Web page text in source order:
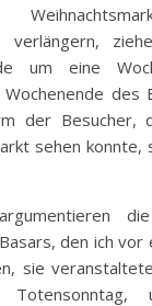
verlängern,
um eine
des
der Besucher,
sehen konnte,
den ich vor
sie
Totensonntag,